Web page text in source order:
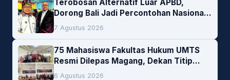
Terobosan Alternatif Luar APBD,
Dorong Bali Jadi Percontohan Nasional
Pembiayaan Daerah
7 Agustus 2026
75 Mahasiswa Fakultas Hukum UMTS
Resmi Dilepas Magang, Dekan Titip
Empat Pesan Penting
6 Agustus 2026